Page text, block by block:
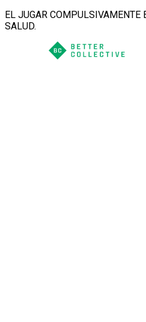
EL JUGAR COMPULSIVAMENTE
SALUD.